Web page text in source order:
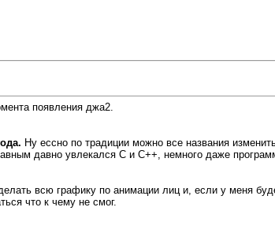
появления джа2.
Ну ессно по традиции можно все названия
давно увлекался С и С++, немного даже
всю графику по анимации лиц и, если у меня
что к чему не смог.